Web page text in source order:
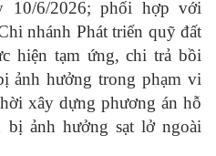
10/6/2026; phối hợp với
nhánh Phát triển quỹ đất
hiện tạm ứng, chi trả bồi
ảnh hưởng trong phạm vi
xây dựng phương án hỗ
ảnh hưởng sạt lở ngoài